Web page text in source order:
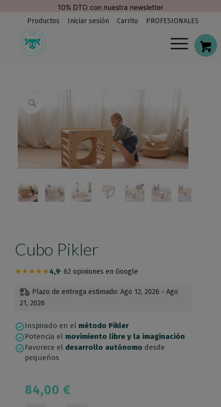
10% DTO con nuestra newsletter
Productos
Iniciar sesión Carrito PROFESIONALES
Cubo Pikler
★★★★★4,9· 62 opiniones en Google
Plazo de entrega estimado: Ago 12, 2026 - Ago
21, 2026
Inspirado en el método Pikler
Potencia el movimiento libre y la imaginación
Favorece el desarrollo autónomo desde
pequeños
84,00€
modal-check